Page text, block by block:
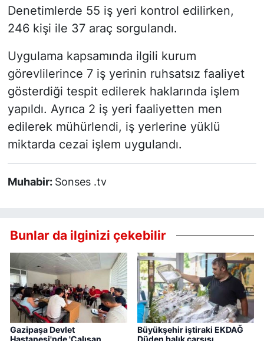
Denetimlerde 55 iş yeri kontrol edilirken,
246 kişi ile 37 araç sorgulandı.
Uygulama kapsamında ilgili kurum
görevlilerince 7 iş yerinin ruhsatsız faaliyet
gösterdiği tespit edilerek haklarında işlem
yapıldı. Ayrıca 2 iş yeri faaliyetten men
edilerek mühürlendi, iş yerlerine yüklü
miktarda cezai işlem uygulandı.
Muhabir: Sonses .tv
Bunlar da ilginizi çekebilir
Gazipaşa Devlet
Büyükşehir iştiraki EKDAĞ